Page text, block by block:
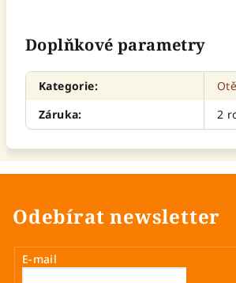
Doplňkové parametry
Kategorie:
Záruka: 2
Odebírat newsletter
E-mail